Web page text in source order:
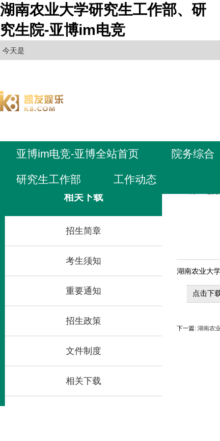
湖南农业大学研究生工作部、研
究生院-亚博im电竞
今天是
亚博im电竞-亚博全站首页 院务综合
研究生工作部 工作动态
相关下载
招生简章
考生须知
重要通知
招生政策
文件制度
相关下载
湖南农业大
点击下
下一篇: 湖南农